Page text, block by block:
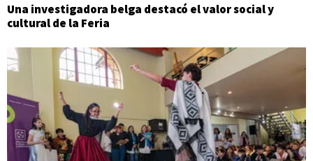
Una investigadora belga destacó el valor social y
cultural de la Feria